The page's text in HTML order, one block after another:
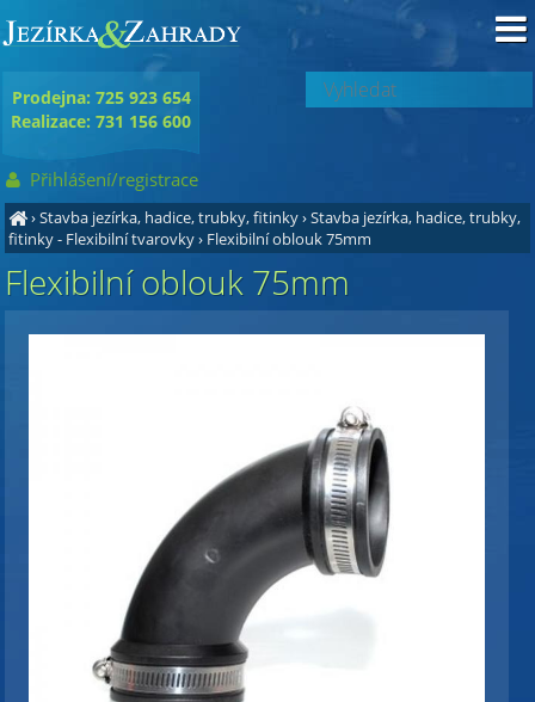
›Stavba jezírka, hadice, trubky, fitinky›Stavba jezírka, hadice, trubky,
fitinky - Flexibilní tvarovky› Flexibilní oblouk 75mm
Flexibilní oblouk 75mm
Prodejna: 725 923 654
Realizace: 731 156 600
Přihlášení/registrace